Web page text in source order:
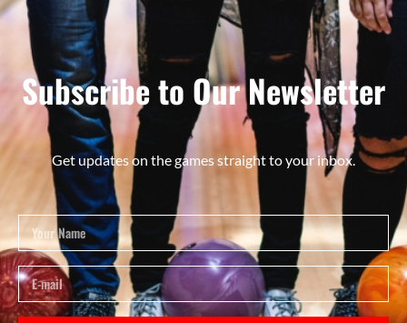
Subscribe to Our Newsletter
Get updates on the games straight to your inbox.